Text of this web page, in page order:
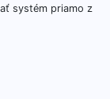
systém priamo z